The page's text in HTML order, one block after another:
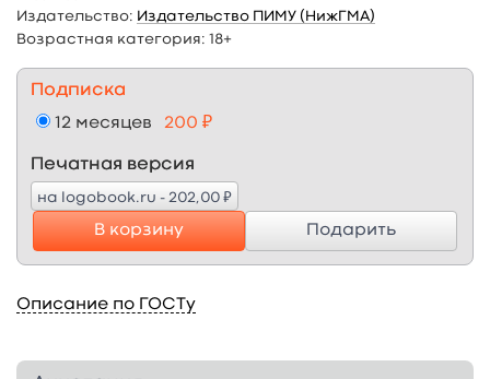
Издательство: Издательство ПИМУ (НижГМА)
Возрастная категория: 18+
Подписка
12 месяцев 200 ₽
Печатная версия
на logobook.ru - 202,00 ₽
В корзину Подарить
Описание по ГОСТу